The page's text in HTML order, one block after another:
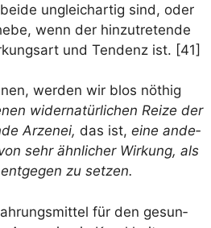
ungleich­ar­tig sind, oder
wenn der hin­zu­tre­ten­de
und Ten­denz ist. [41]
wer­den wir blos nöthig
wider­na­tür­li­chen Rei­ze der
Arzen­ei, das ist, eine ande­
sehr ähn­li­cher Wir­kung, als
zu setzen.
für den gesun­